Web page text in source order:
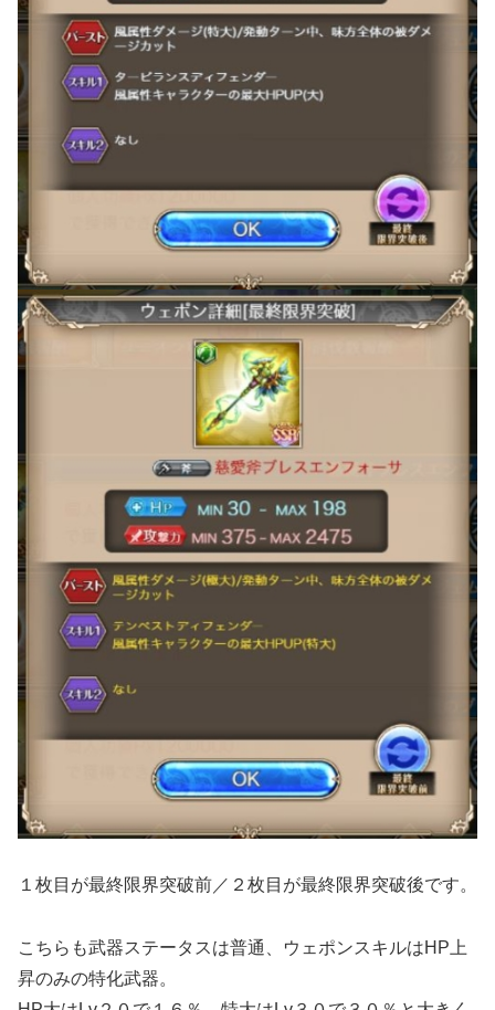
１枚目が最終限界突破前／２枚目が最終限界突破後です。
こちらも武器ステータスは普通、ウェポンスキルはHP上
昇のみの特化武器。